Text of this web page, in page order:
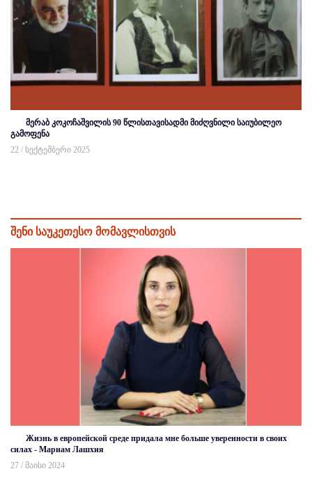
მერაბ კოკოჩაშვილის 90 წლისთავისადმი მიძღვნილი საიუბილეო
გამოფენა
22 / სექტემბერი 2025
შენი საუკეთესო მომავლისთვის
Жизнь в европейской среде придала мне больше уверенности в своих
силах - Мариам Лашхия
27 / მაისი 2024